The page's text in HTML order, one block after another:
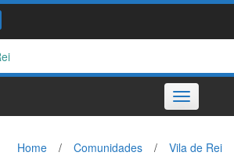
Toggle
navigation
Home / Comunidades / Vila de Rei